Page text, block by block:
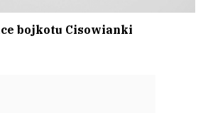
bojkotu Cisowianki